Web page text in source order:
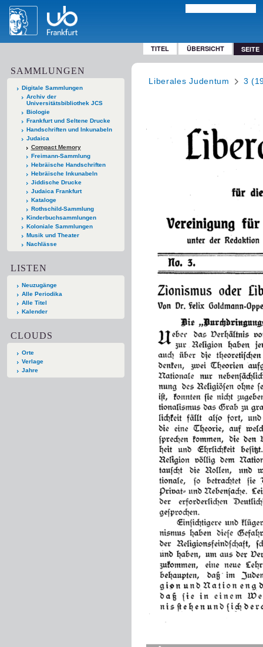
TITEL ÜBERSICHT SEITE
SAMMLUNGEN
Digitale Sammlungen
Archiv der
Universitätsbibliothek JCS
Biologie
Frankfurt und Seltene Drucke
Handschriften und Inkunabeln
Judaica
Compact Memory
Freimann-Sammlung
Hebräische Handschriften
Hebräische Inkunabeln
Jiddische Drucke
Judaica Frankfurt
Kataloge
Rothschild-Sammlung
Kinderbuchsammlungen
Koloniale Sammlungen
Musik und Theater
Nachlässe
LISTEN
Neuzugänge
Alle Periodika
Alle Titel
Kalender
CLOUDS
Orte
Verlage
Jahre
Liberales Judentum 3